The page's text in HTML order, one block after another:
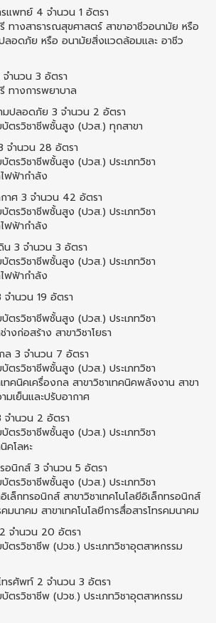
แพทย์ 4 จํานวน 1 อัตรา
างสาธารณสุขศาสตร์ สาขาอาชีวอนามัย หรือ
ลอดภัย หรือ อนามัยสิ่งแวดล้อมและ อาชีว
านวน 3 อัตรา
างการพยาบาล
มปลอดภัย 3 จํานวน 2 อัตรา
ตรวิชาชีพชั้นสูง (ปวส.) ทุกสาขา
จํานวน 28 อัตรา
ตรวิชาชีพชั้นสูง (ปวส.) ประเภทวิชา
ฟฟ้ากําลัง
าศ 3 จํานวน 42 อัตรา
ตรวิชาชีพชั้นสูง (ปวส.) ประเภทวิชา
ฟฟ้ากำลัง
น 3 จํานวน 3 อัตรา
ตรวิชาชีพชั้นสูง (ปวส.) ประเภทวิชา
ฟฟ้ากำลัง
จํานวน 19 อัตรา
ตรวิชาชีพชั้นสูง (ปวส.) ประเภทวิชา
งก่อสร้าง สาขาวิชาโยธา
ล 3 จํานวน 7 อัตรา
ตรวิชาชีพชั้นสูง (ปวส.) ประเภทวิชา
ทคนิคเครื่องกล สาขาวิชาเทคนิคพลังงาน สาขา
มเย็นและปรับอากาศ
จํานวน 2 อัตรา
ตรวิชาชีพชั้นสูง (ปวส.) ประเภทวิชา
คโลหะ
อนิกส์ 3 จํานวน 5 อัตรา
ตรวิชาชีพชั้นสูง (ปวส.) ประเภทวิชา
เล็กทรอนิกส์ สาขาวิชาเทคโนโลยีอิเล็กทรอนิกส์
คมนาคม สาขาเทคโนโลยีการสื่อสารโทรคมนาคม
จํานวน 20 อัตรา
รวิชาชีพ (ปวช.) ประเภทวิชาอุตสาหกรรม
รศัพท์ 2 จํานวน 3 อัตรา
รวิชาชีพ (ปวช.) ประเภทวิชาอุตสาหกรรม